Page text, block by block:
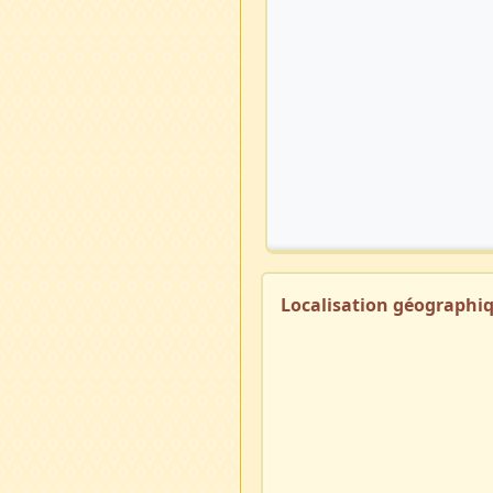
Localisation